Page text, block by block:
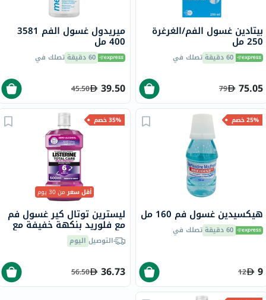
بيتادين غسول الفم/الغرغرة
250 مل
60 دقيقة تصلك في
75.05
79
ميريدول غسول الفم 3581
400 مل
60 دقيقة تصلك في
39.50
45.50
25% خصم
هيكسيدين غسول فم 160 مل
60 دقيقة تصلك في
9
12
35% خصم
أقل سعرمن 30 يوم
ليسترين توتال كير غسول فم
مع فلوريد بنكهة خفيفة مع
تركيبة خالية من الكحول 500
ملالتوصيل اليوم
36.73
56.50